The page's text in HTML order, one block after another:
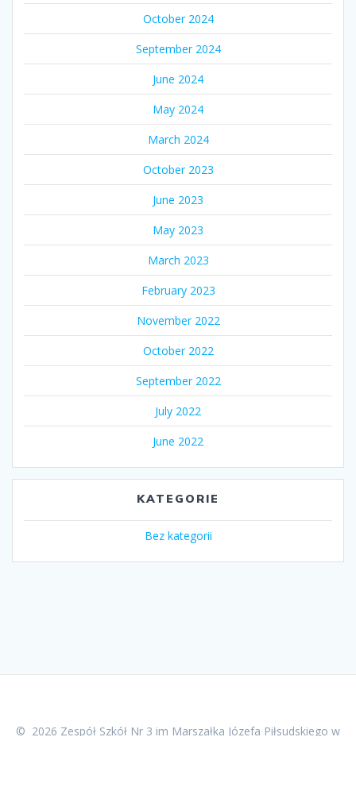
October 2024
September 2024
June 2024
May 2024
March 2024
October 2023
June 2023
May 2023
March 2023
February 2023
November 2022
October 2022
September 2022
July 2022
June 2022
KATEGORIE
Bez kategorii
© 2026 Zespół Szkół Nr 3 im Marszałka Józefa Piłsudskiego w